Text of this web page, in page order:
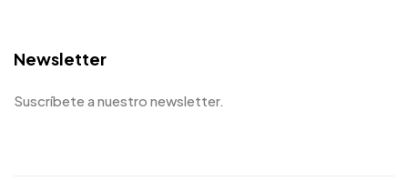
Newsletter
Suscríbete a nuestro newsletter.